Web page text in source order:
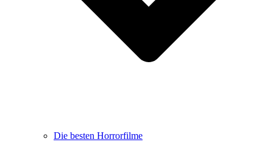
Die besten Horrorfilme